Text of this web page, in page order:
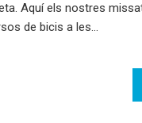
Aquí els nostres
de bicis a les…